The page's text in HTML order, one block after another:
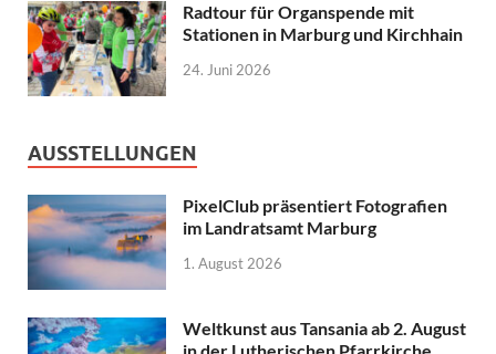
Radtour für Organspende mit
Stationen in Marburg und Kirchhain
24. Juni 2026
AUSSTELLUNGEN
PixelClub präsentiert Fotografien
im Landratsamt Marburg
1. August 2026
Weltkunst aus Tansania ab 2. August